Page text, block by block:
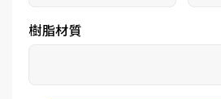
樹脂材質